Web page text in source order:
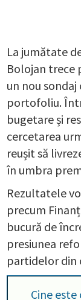
La jumătate
Bolojan trece
un nou
portofoliu.
bugetare și
cercetarea
reușit să
în umbra
Rezultatele
precum
bucură de
presiunea
partidelor din
Cine